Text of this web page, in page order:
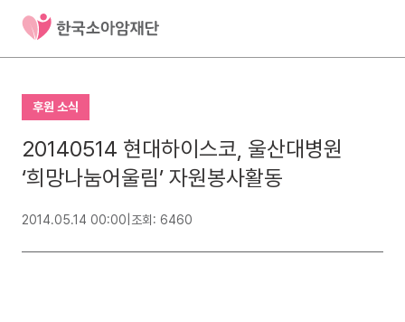
후원 소식
20140514 현대하이스코, 울산대병원
‘희망나눔어울림’ 자원봉사활동
2014.05.14 00:00 조회: 6460